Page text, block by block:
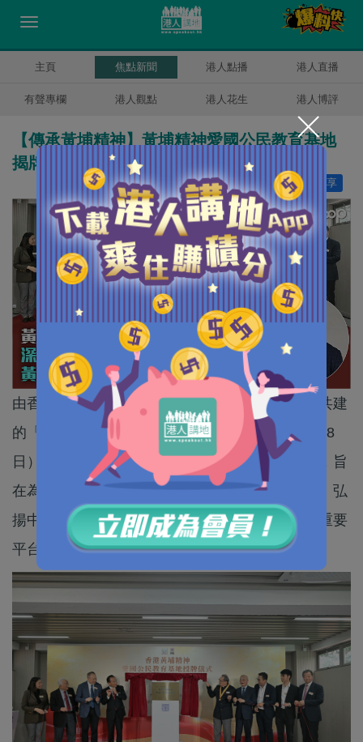
主頁 焦點新聞 港人點播 港人直播
有聲專欄 港人觀點 港人花生 港人博評
【傳承黃埔精神】黃埔精神愛國公民教育基地
揭牌 深化香港青少年家國情懷
分享
讚好 20
由香港黃埔軍校後代親友聯誼會、中黃教育集團共建
的「香港黃埔精神愛國公民教育基地」，今日（28
日）在九龍塘正式揭牌。基地以黃埔精神為紐帶，旨
在為香港市民特別是青少年，提供傳承黃埔精神、弘
揚中華文化、認識國家歷史及大灣區發展成果的重要
平台。